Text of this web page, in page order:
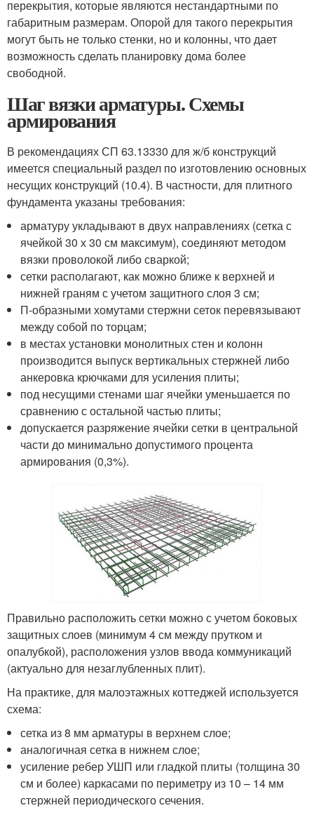
перекрытия, которые являются нестандартными по
габаритным размерам. Опорой для такого перекрытия
могут быть не только стенки, но и колонны, что дает
возможность сделать планировку дома более
свободной.
Шаг вязки арматуры. Схемы
армирования
В рекомендациях СП 63.13330 для ж/б конструкций
имеется специальный раздел по изготовлению основных
несущих конструкций (10.4). В частности, для плитного
фундамента указаны требования:
арматуру укладывают в двух направлениях (сетка с
ячейкой 30 х 30 см максимум), соединяют методом
вязки проволокой либо сваркой;
сетки располагают, как можно ближе к верхней и
нижней граням с учетом защитного слоя 3 см;
П-образными хомутами стержни сеток перевязывают
между собой по торцам;
в местах установки монолитных стен и колонн
производится выпуск вертикальных стержней либо
анкеровка крючками для усиления плиты;
под несущими стенами шаг ячейки уменьшается по
сравнению с остальной частью плиты;
допускается разряжение ячейки сетки в центральной
части до минимально допустимого процента
армирования (0,3%).
Правильно расположить сетки можно с учетом боковых
защитных слоев (минимум 4 см между прутком и
опалубкой), расположения узлов ввода коммуникаций
(актуально для незаглубленных плит).
На практике, для малоэтажных коттеджей используется
схема:
сетка из 8 мм арматуры в верхнем слое;
аналогичная сетка в нижнем слое;
усиление ребер УШП или гладкой плиты (толщина 30
см и более) каркасами по периметру из 10 – 14 мм
стержней периодического сечения.